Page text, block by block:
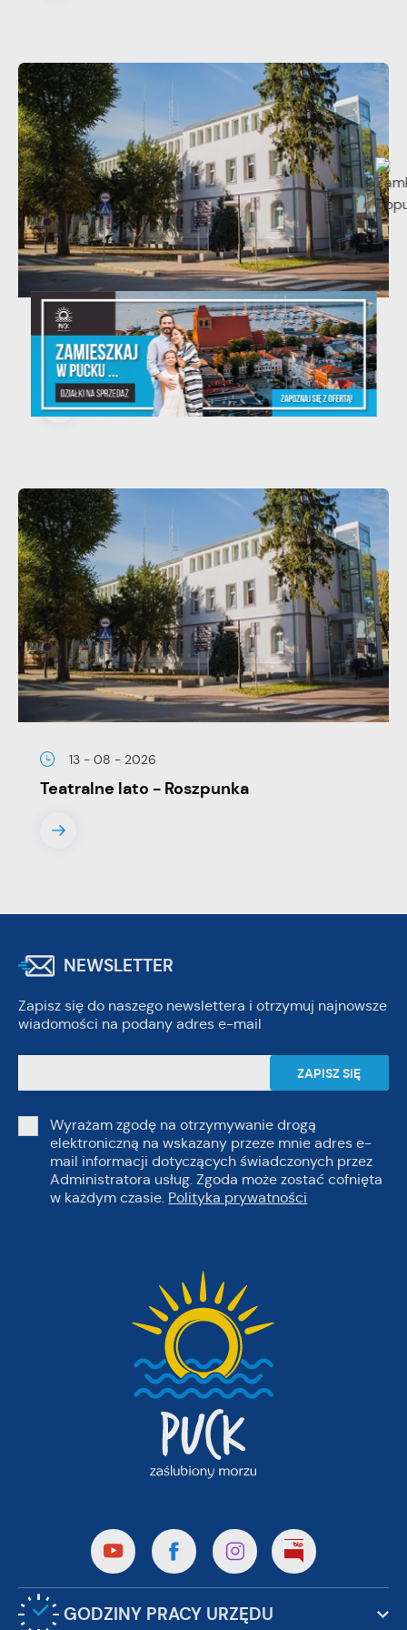
20 - 08 - 2026
Teatralne lato - Zdrowo i kolorowo
13 - 08 - 2026
Teatralne lato - Roszpunka
NEWSLETTER
Zapisz się do naszego newslettera i otrzymuj najnowsze
wiadomości na podany adres e-mail
Wyrażam zgodę na otrzymywanie drogą
elektroniczną na wskazany przeze mnie adres e-
mail informacji dotyczących świadczonych przez
Administratora usług. Zgoda może zostać cofnięta
w każdym czasie. Polityka prywatności
GODZINY PRACY URZĘDU